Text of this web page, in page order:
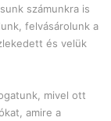
számunkra is
felvásárolunk a
és velük
mivel ott
amire a